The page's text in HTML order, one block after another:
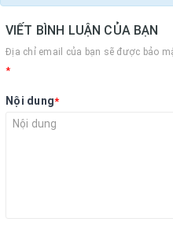
VIẾT BÌNH LUẬN CỦA BẠN
Địa chỉ email của bạn sẽ được bảo
*
Nội dung*